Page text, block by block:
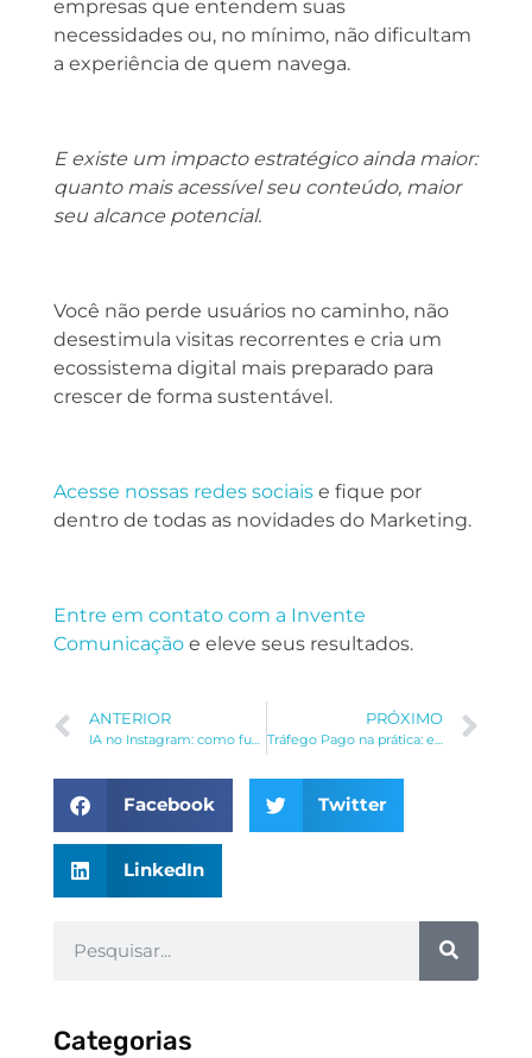
empresas que entendem suas
necessidades ou, no mínimo, não dificultam
a experiência de quem navega.
E existe um impacto estratégico ainda maior:
quanto mais acessível seu conteúdo, maior
seu alcance potencial.
Você não perde usuários no caminho, não
desestimula visitas recorrentes e cria um
ecossistema digital mais preparado para
crescer de forma sustentável.
Acesse nossas redes sociais e fique por
dentro de todas as novidades do Marketing.
Entre em contato com a Invente
Comunicação e eleve seus resultados.
ANTERIOR PRÓXIMO
Facebook Twitter
LinkedIn
Categorias